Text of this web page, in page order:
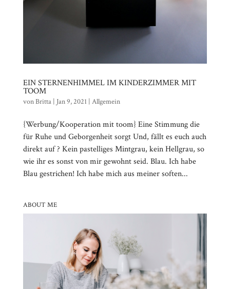
EIN STERNENHIMMEL IM KINDERZIMMER MIT
TOOM
vonBritta| Jan 9, 2021 | Allgemein
{Werbung/Kooperation mit toom} Eine Stimmung die
für Ruhe und Geborgenheit sorgt Und, fällt es euch auch
direkt auf ? Kein pastelliges Mintgrau, kein Hellgrau, so
wie ihr es sonst von mir gewohnt seid. Blau. Ich habe
Blau gestrichen! Ich habe mich aus meiner soften...
ABOUT ME